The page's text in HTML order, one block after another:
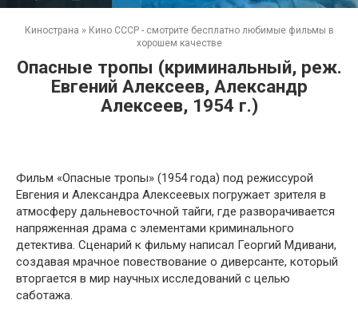
Кинострана » Кино СССР - смотрите бесплатно любимые фильмы в
хорошем качестве
Опасные тропы (криминальный, реж.
Евгений Алексеев, Александр
Алексеев, 1954 г.)
Фильм «Опасные тропы» (1954 года) под режиссурой
Евгения и Александра Алексеевых погружает зрителя в
атмосферу дальневосточной тайги, где разворачивается
напряженная драма с элементами криминального
детектива. Сценарий к фильму написал Георгий Мдивани,
создавая мрачное повествование о диверсанте, который
вторгается в мир научных исследований с целью
саботажа.